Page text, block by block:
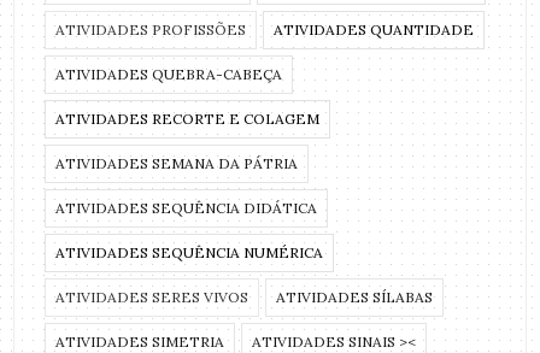
ATIVIDADES PROFISSÕES ATIVIDADES QUANTIDADE
ATIVIDADES QUEBRA-CABEÇA
ATIVIDADES RECORTE E COLAGEM
ATIVIDADES SEMANA DA PÁTRIA
ATIVIDADES SEQUÊNCIA DIDÁTICA
ATIVIDADES SEQUÊNCIA NUMÉRICA
ATIVIDADES SERES VIVOS ATIVIDADES SÍLABAS
ATIVIDADES SIMETRIA ATIVIDADES SINAIS ><